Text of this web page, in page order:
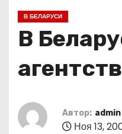
В БЕЛАРУСИ
В
Автор: admin
Ноя 13,